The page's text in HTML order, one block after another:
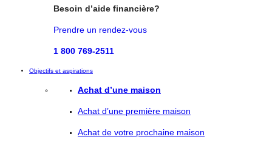
Besoin d’aide financière?
Prendre un rendez-vous
1 800 769-2511
Objectifs et aspirations
Achat d’une maison
Achat d’une première maison
Achat de votre prochaine maison